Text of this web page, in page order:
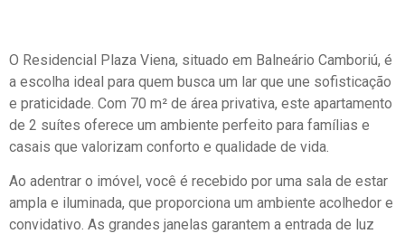
O Residencial Plaza Viena, situado em Balneário Camboriú, é
a escolha ideal para quem busca um lar que une sofisticação
e praticidade. Com 70 m² de área privativa, este apartamento
de 2 suítes oferece um ambiente perfeito para famílias e
casais que valorizam conforto e qualidade de vida.
Ao adentrar o imóvel, você é recebido por uma sala de estar
ampla e iluminada, que proporciona um ambiente acolhedor e
convidativo. As grandes janelas garantem a entrada de luz